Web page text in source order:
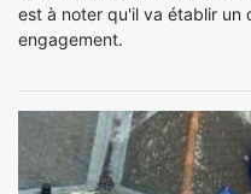
est à noter qu'il va établir un
engagement.